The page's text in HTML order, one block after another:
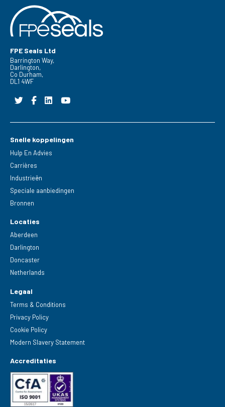
FPE Seals Ltd
Barrington Way,
Darlington,
Co Durham,
DL1 4WF
Snelle koppelingen
Hulp En Advies
Carrières
Industrieën
Speciale aanbiedingen
Bronnen
Locaties
Aberdeen
Darlington
Doncaster
Netherlands
Legaal
Terms & Conditions
Privacy Policy
Cookie Policy
Modern Slavery Statement
Accreditaties